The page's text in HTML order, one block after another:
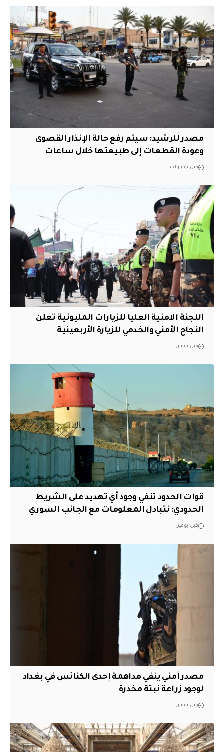
مصدر للرشيد: سيتم رفع حالة الإنذار القصوى
وعودة القطعات إلى طبيعتها خلال ساعات
قبل يوم واحد
اللجنة الأمنية العليا للزيارات المليونية تعلن
النجاح الأمني والخدمي للزيارة الأربعينية
قبل يومين
قوات الحدود تنفي وجود أي تهديد على الشريط
الحدودي: نتبادل المعلومات مع الجانب السوري
قبل يومين
مصدر أمني ينفي مداهمة إحدى الكنائس في بغداد
لوجود زراعة نبتة مخدرة
قبل يومين